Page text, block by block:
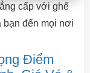
cấp với ghế
bạn đến mọi nơi
Điểm